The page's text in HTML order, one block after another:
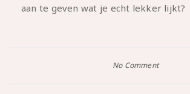
aan te geven wat je echt lekker lijkt?
No Comment